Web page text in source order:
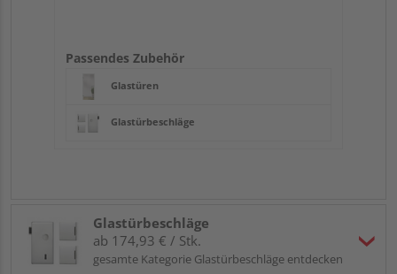
Passendes Zubehör
Glastüren
Glastürbeschläge
Glastürbeschläge
ab 174,93 € / Stk.
gesamte Kategorie Glastürbeschläge entdecken